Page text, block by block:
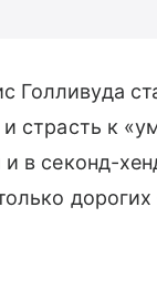
страсть к
в секонд-